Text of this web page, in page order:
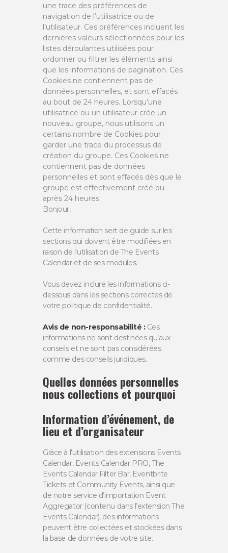
une trace des préférences de
navigation de l’utilisatrice ou de
l’utilisateur. Ces préférences incluent les
dernières valeurs sélectionnées pour les
listes déroulantes utilisées pour
ordonner ou filtrer les éléments ainsi
que les informations de pagination. Ces
Cookies ne contiennent pas de
données personnelles, et sont effacés
au bout de 24 heures. Lorsqu’une
utilisatrice ou un utilisateur crée un
nouveau groupe, nous utilisons un
certains nombre de Cookies pour
garder une trace du processus de
création du groupe. Ces Cookies ne
contiennent pas de données
personnelles et sont effacés dès que le
groupe est effectivement créé ou
après 24 heures.
Bonjour,
Cette information sert de guide sur les
sections qui doivent être modifiées en
raison de l’utilisation de The Events
Calendar et de ses modules.
Vous devez inclure les informations ci-
dessous dans les sections correctes de
votre politique de confidentialité.
Avis de non-responsabilité :Ces
informations ne sont destinées qu’aux
conseils et ne sont pas considérées
comme des conseils juridiques.
Quelles données personnelles
nous collections et pourquoi
Information d’événement, de
lieu et d’organisateur
Grâce à l’utilisation des extensions Events
Calendar, Events Calendar PRO, The
Events Calendar Filter Bar, Eventbrite
Tickets et Community Events, ainsi que
de notre service d’importation Event
Aggregator (contenu dans l’extension The
Events Calendar), des informations
peuvent être collectées et stockées dans
la base de données de votre site.